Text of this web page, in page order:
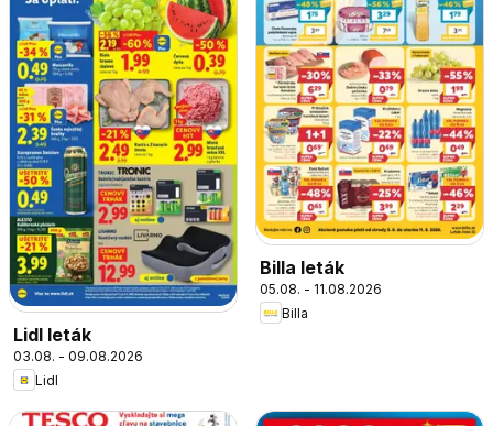
Lidl leták
03.08. - 09.08.2026
Lidl
Billa leták
05.08. - 11.08.2026
Billa